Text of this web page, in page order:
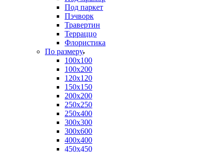
Под паркет
Пэчворк
Травертин
Терраццо
Флористика
По размеру
100х100
100х200
120х120
150х150
200х200
250х250
250х400
300х300
300х600
400х400
450х450